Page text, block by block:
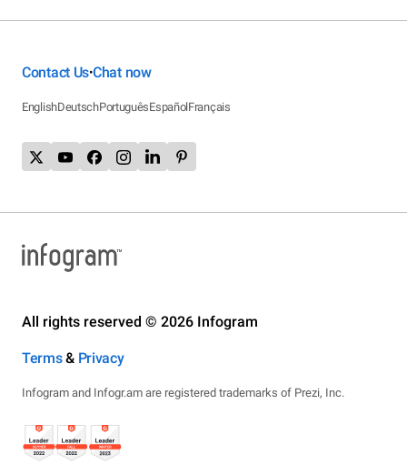
Contact Us•Chat now
EnglishDeutschPortuguêsEspañolFrançais
All rights reserved © 2026 Infogram
Terms& Privacy
Infogram and Infogr.am are registered trademarks of Prezi, Inc.